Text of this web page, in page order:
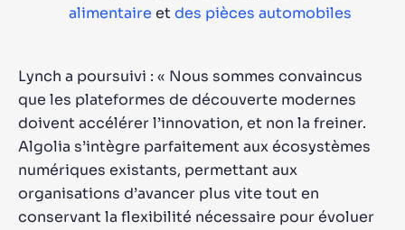
alimentaire etdes pièces automobiles
Lynch a poursuivi : « Nous sommes convaincus
que les plateformes de découverte modernes
doivent accélérer l’innovation, et non la freiner.
Algolia s’intègre parfaitement aux écosystèmes
numériques existants, permettant aux
organisations d’avancer plus vite tout en
conservant la flexibilité nécessaire pour évoluer